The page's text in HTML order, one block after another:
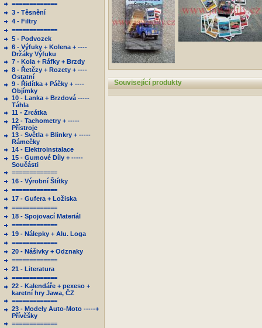
=============
3 - Těsnění
4 - Filtry
=============
5 - Podvozek
6 - Výfuky + Kolena + ----
Držáky Výfuku
7 - Kola + Ráfky + Brzdy
8 - Řetězy + Rozety + ----
Ostatní
9 - Řidítka + Páčky + ----
Objímky
10 - Lanka + Brzdová -----
Táhla
11 - Zrcátka
12 - Tachometry + -----
Přístroje
13 - Světla + Blinkry + -----
Rámečky
14 - Elektroinstalace
15 - Gumové Díly + -----
Součásti
=============
16 - Výrobní Štítky
=============
17 - Gufera + Ložiska
=============
18 - Spojovací Materiál
=============
19 - Nálepky + Alu. Loga
=============
20 - Nášivky + Odznaky
=============
21 - Literatura
=============
22 - Kalendáře + pexeso +
karetní hry Jawa, ČZ
=============
23 - Modely Auto-Moto -----+
Přívěšky
=============
Související produkty